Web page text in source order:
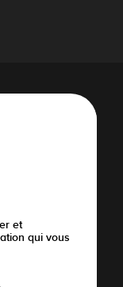
et
qui vous